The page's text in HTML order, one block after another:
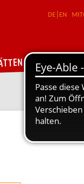
DE EN
DER